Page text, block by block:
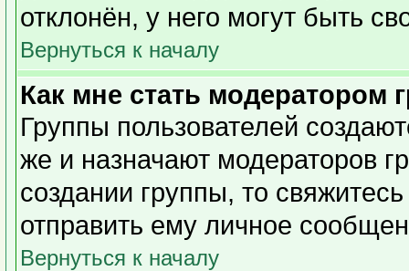
отклонён, у него могут быть
Вернуться к началу
Как мне стать модератором
Группы пользователей
же и назначают модераторов
создании группы, то
отправить ему личное
Вернуться к началу